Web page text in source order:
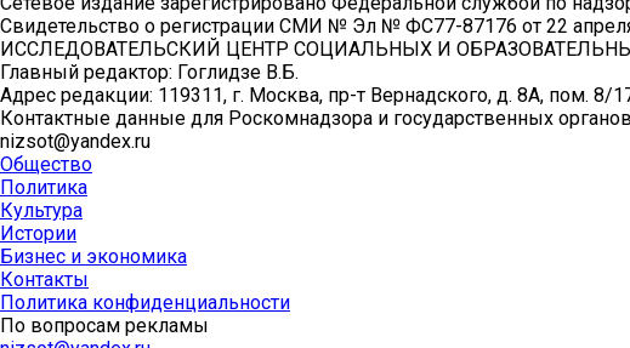
Свидетельство о регистрации СМИ № Эл № ФС77-87176 от 22
ИССЛЕДОВАТЕЛЬСКИЙ ЦЕНТР СОЦИАЛЬНЫХ И
Главный редактор: Гоглидзе В.Б.
Адрес редакции: 119311, г. Москва, пр-т Вернадского, д. 8А, пом. 8/
Контактные данные для Роскомнадзора и государственных
nizsot@yandex.ru
Общество
Политика
Культура
Истории
Бизнес и экономика
Контакты
Политика конфиденциальности
По вопросам рекламы